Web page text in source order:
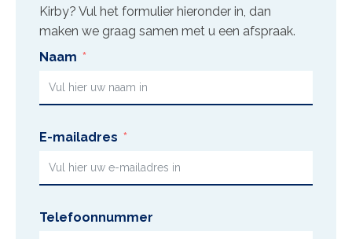
Kirby? Vul het formulier hieronder in, dan
maken we graag samen met u een afspraak.
Naam
E-mailadres
Telefoonnummer